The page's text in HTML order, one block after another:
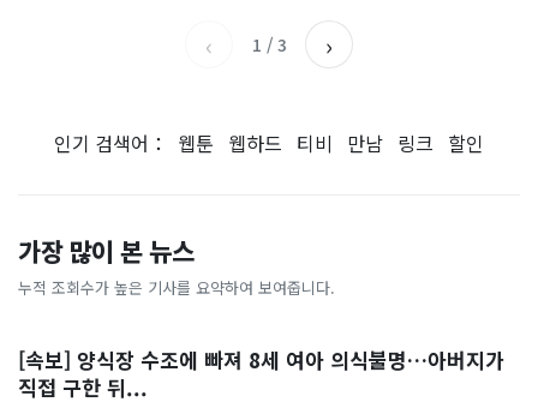
‹ 1 / 3 ›
인기 검색어： 웹툰 웹하드 티비 만남 링크 할인
가장 많이 본 뉴스
누적 조회수가 높은 기사를 요약하여 보여줍니다.
[속보] 양식장 수조에 빠져 8세 여아 의식불명…아버지가
직접 구한 뒤...